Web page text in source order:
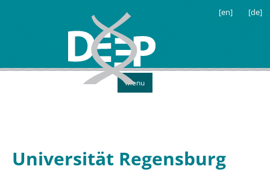
[en] [de]
Menu
Universität Regensburg